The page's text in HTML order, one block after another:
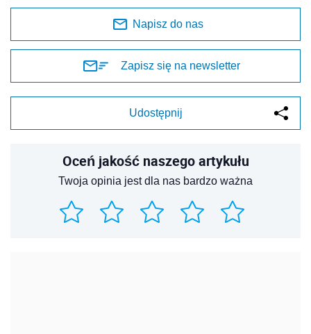
Napisz do nas
Zapisz się na newsletter
Udostępnij
Oceń jakość naszego artykułu
Twoja opinia jest dla nas bardzo ważna